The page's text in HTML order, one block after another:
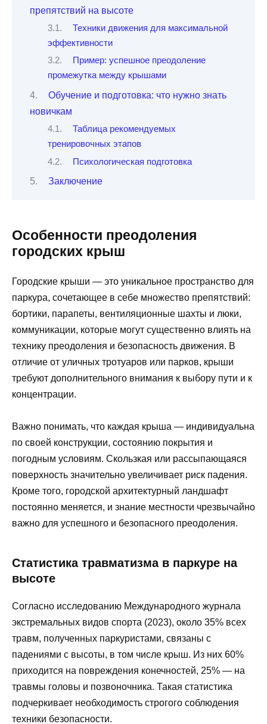
препятствий на высоте
Техники движения для максимальной
эффективности
Пример: успешное преодоление
промежутка между крышами
Обучение и подготовка: что нужно знать
новичкам
Таблица рекомендуемых
тренировочных этапов
Психологическая подготовка
Заключение
Особенности преодоления
городских крыш
Городские крыши — это уникальное пространство для
паркура, сочетающее в себе множество препятствий:
бортики, парапеты, вентиляционные шахты и люки,
коммуникации, которые могут существенно влиять на
технику преодоления и безопасность движения. В
отличие от уличных тротуаров или парков, крыши
требуют дополнительного внимания к выбору пути и к
концентрации.
Важно понимать, что каждая крыша — индивидуальна
по своей конструкции, состоянию покрытия и
погодным условиям. Скользкая или рассыпающаяся
поверхность значительно увеличивает риск падения.
Кроме того, городской архитектурный ландшафт
постоянно меняется, и знание местности чрезвычайно
важно для успешного и безопасного преодоления.
Статистика травматизма в паркуре на
высоте
Согласно исследованию Международного журнала
экстремальных видов спорта (2023), около 35% всех
травм, полученных паркуристами, связаны с
падениями с высоты, в том числе крыш. Из них 60%
приходится на повреждения конечностей, 25% — на
травмы головы и позвоночника. Такая статистика
подчеркивает необходимость строгого соблюдения
техники безопасности.